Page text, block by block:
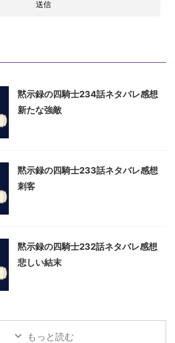
黙示録の四騎士234話ネタバレ感想
新たな強敵
黙示録の四騎士233話ネタバレ感想
刺客
黙示録の四騎士232話ネタバレ感想
悲しい結末
もっと読む